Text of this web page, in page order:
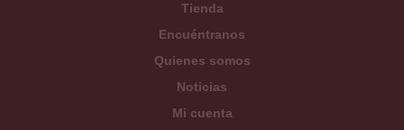
Tienda
Encuéntranos
Quienes somos
Noticias
Mi cuenta